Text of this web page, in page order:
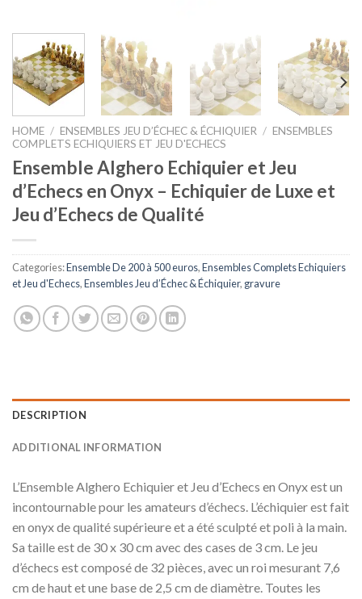
HOME / ENSEMBLES JEU D’ÉCHEC & ÉCHIQUIER / ENSEMBLES
COMPLETS ECHIQUIERS ET JEU D'ECHECS
Ensemble Alghero Echiquier et Jeu
d’Echecs en Onyx – Echiquier de Luxe et
Jeu d’Echecs de Qualité
Categories:Ensemble De 200 à 500 euros,Ensembles Complets Echiquiers
et Jeu d'Echecs,Ensembles Jeu d’Échec & Échiquier, gravure
DESCRIPTION
ADDITIONAL INFORMATION
L’Ensemble Alghero Echiquier et Jeu d’Echecs en Onyx est un
incontournable pour les amateurs d’échecs. L’échiquier est fait
en onyx de qualité supérieure et a été sculpté et poli à la main.
Sa taille est de 30 x 30 cm avec des cases de 3 cm. Le jeu
d’échecs est composé de 32 pièces, avec un roi mesurant 7,6
cm de haut et une base de 2,5 cm de diamètre. Toutes les